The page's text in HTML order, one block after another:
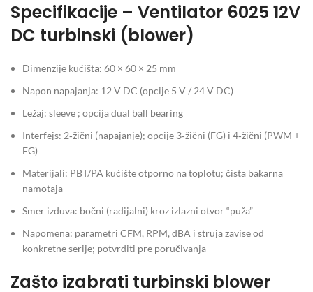
Specifikacije – Ventilator 6025 12V
DC turbinski (blower)
Dimenzije kućišta: 60 × 60 × 25 mm
Napon napajanja: 12 V DC (opcije 5 V / 24 V DC)
Ležaj: sleeve ; opcija dual ball bearing
Interfejs: 2‑žični (napajanje); opcije 3‑žični (FG) i 4‑žični (PWM +
FG)
Materijali: PBT/PA kućište otporno na toplotu; čista bakarna
namotaja
Smer izduva: bočni (radijalni) kroz izlazni otvor “puža”
Napomena: parametri CFM, RPM, dBA i struja zavise od
konkretne serije; potvrditi pre poručivanja
Zašto izabrati turbinski blower